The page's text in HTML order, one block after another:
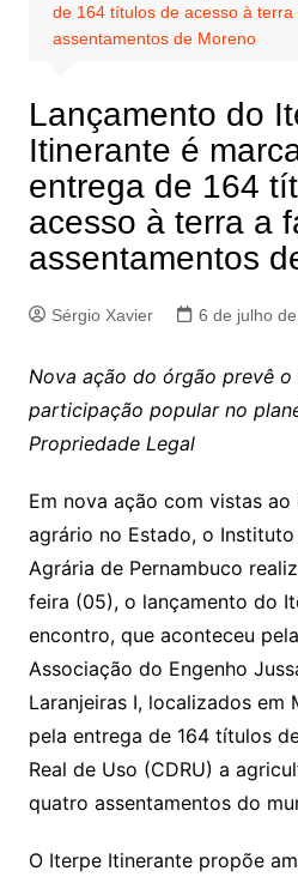
de 164 títulos de acesso à
assentamentos de Moreno
Lançamento do
Itinerante é
entrega de 164
acesso à terra a
assentamentos
Sérgio Xavier 6 de julho
Nova ação do órgão prevê o
participação popular no
Propriedade Legal
Em nova ação com vistas
agrário no Estado, o
Agrária de Pernambuco
feira (05), o lançamento do
encontro, que aconteceu
Associação do Engenho
Laranjeiras I, localizados em
pela entrega de 164 títulos
Real de Uso (CDRU) a
quatro assentamentos do
O Iterpe Itinerante propõe